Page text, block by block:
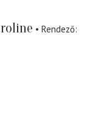
Rendező